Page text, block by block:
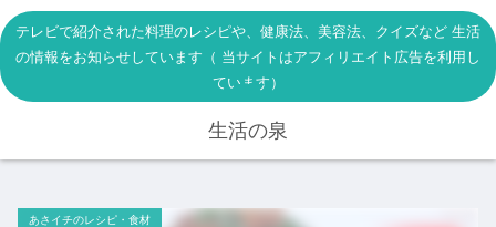
テレビで紹介された料理のレシピや、健康法、美容法、クイズなど 生活
の情報をお知らせしています（ 当サイトはアフィリエイト広告を利用し
ています）
生活の泉
あさイチのレシピ・食材